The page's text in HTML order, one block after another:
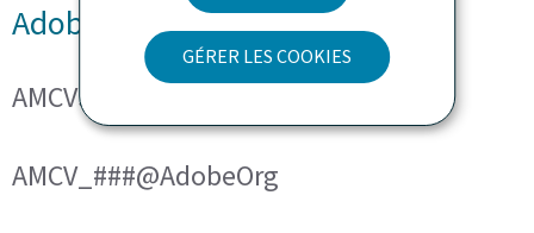
GÉRER LES COOKIES
Adobe Analytics
AMCVS_###@AdobeOrg
AMCV_###@AdobeOrg